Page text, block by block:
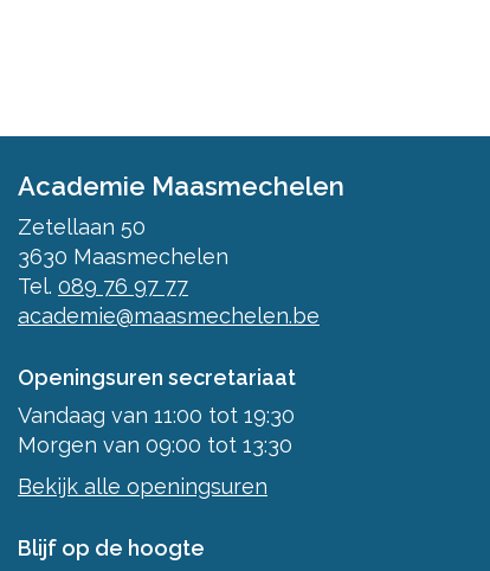
Academie Maasmechelen
Zetellaan 50
3630 Maasmechelen
Tel. 089 76 97 77
academie@maasmechelen.be
Openingsuren secretariaat
Vandaag van 11:00 tot 19:30
Morgen van 09:00 tot 13:30
Bekijk alle openingsuren
Blijf op de hoogte